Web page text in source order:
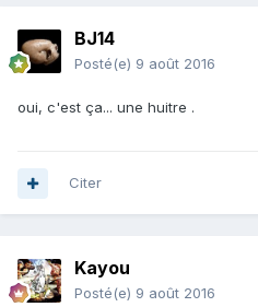
BJ14
Posté(e) 9 août 2016
oui, c'est ça... une huitre .
Citer
Kayou
Posté(e) 9 août 2016